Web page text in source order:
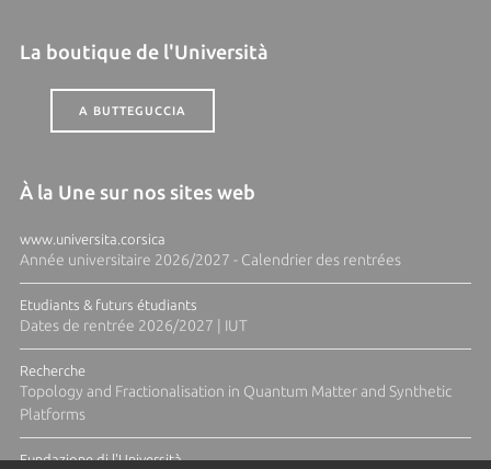
La boutique de l'Università
A BUTTEGUCCIA
À la Une sur nos sites web
www.universita.corsica
Année universitaire 2026/2027 - Calendrier des rentrées
Etudiants & futurs étudiants
Dates de rentrée 2026/2027 | IUT
Recherche
Topology and Fractionalisation in Quantum Matter and Synthetic
Platforms
Fundazione di l'Università